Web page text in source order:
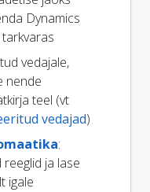
Dynamics
vedajale,
nende
teel (vt
vedajad)
:
ja lase
igale